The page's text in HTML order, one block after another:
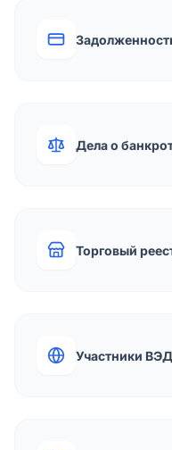
Дела о
Торговый
Участники ВЭД